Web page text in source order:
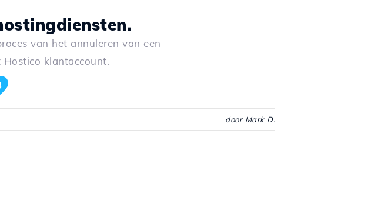
van het annuleren van een
klantaccount.
door Mark D.